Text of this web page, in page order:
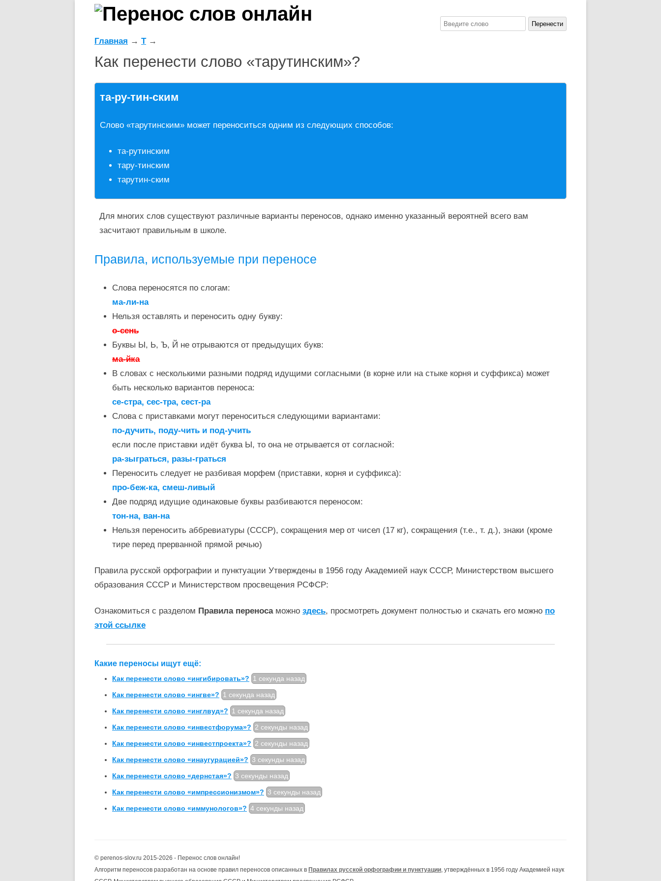
Главная → Т→
Как перенести слово «тарутинским»?
та-ру-тин-ским
Слово «тарутинским» может переноситься одним из следующих способов:
та-рутинским
тару-тинским
тарутин-ским
Для многих слов существуют различные варианты переносов, однако именно указанный вероятней всего вам
засчитают правильным в школе.
Правила, используемые при переносе
Слова переносятся по слогам:
ма-ли-на
Нельзя оставлять и переносить одну букву:
о-сень
Буквы Ы, Ь, Ъ, Й не отрываются от предыдущих букв:
ма-йка
В словах с несколькими разными подряд идущими согласными (в корне или на стыке корня и суффикса) может
быть несколько вариантов переноса:
се-стра, сес-тра, сест-ра
Слова с приставками могут переноситься следующими вариантами:
по-дучить, поду-чить и под-учить
если после приставки идёт буква Ы, то она не отрывается от согласной:
ра-зыграться, разы-граться
Переносить следует не разбивая морфем (приставки, корня и суффикса):
про-беж-ка, смеш-ливый
Две подряд идущие одинаковые буквы разбиваются переносом:
тон-на, ван-на
Нельзя переносить аббревиатуры (СССР), сокращения мер от чисел (17 кг), сокращения (т.е., т. д.), знаки (кроме
тире перед прерванной прямой речью)
Правила русской орфографии и пунктуации Утверждены в 1956 году Академией наук СССР, Министерством высшего
образования СССР и Министерством просвещения РСФСР:
Ознакомиться с разделом Правила переносаможно здесь, просмотреть документ полностью и скачать его можно по
этой ссылке
Какие переносы ищут ещё:
Как перенести слово «ингибировать»? 1 секунда назад
Как перенести слово «ингве»? 1 секунда назад
Как перенести слово «инглвуд»? 1 секунда назад
Как перенести слово «инвестфорума»? 2 секунды назад
Как перенести слово «инвестпроекта»? 2 секунды назад
Как перенести слово «инаугурацией»? 3 секунды назад
Как перенести слово «дернстая»? 3 секунды назад
Как перенести слово «импрессионизмом»? 3 секунды назад
Как перенести слово «иммунологов»? 4 секунды назад
© perenos-slov.ru 2015-2026 - Перенос слов онлайн!
Алгоритм переносов разработан на основе правил переносов описанных в Правилах русской орфографии и пунктуации , утверждённых в 1956 году Академией наук